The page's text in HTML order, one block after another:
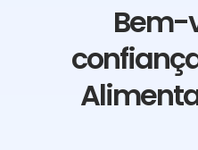
Bem-